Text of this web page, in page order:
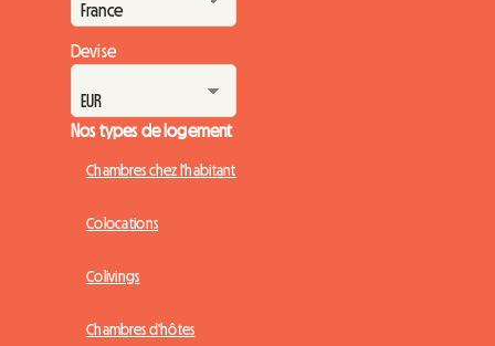
Devise
Nos types de logement
Chambres chez l'habitant
Colocations
Colivings
Chambres d'hôtes